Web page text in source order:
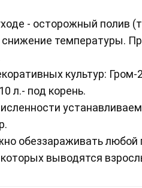
- осторожный полив
снижение температуры.
культур: Гром-
л.- под корень.
обеззараживать любой
которых выводятся